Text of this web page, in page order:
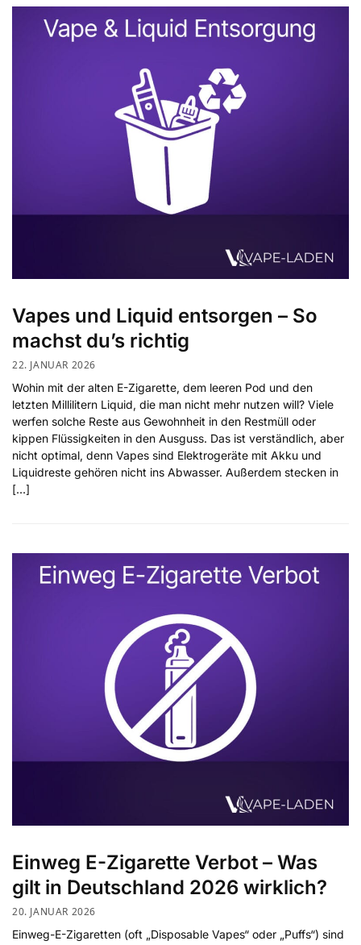
Vapes und Liquid entsorgen – So
machst du’s richtig
22. JANUAR 2026
Wohin mit der alten E-Zigarette, dem leeren Pod und den
letzten Millilitern Liquid, die man nicht mehr nutzen will? Viele
werfen solche Reste aus Gewohnheit in den Restmüll oder
kippen Flüssigkeiten in den Ausguss. Das ist verständlich, aber
nicht optimal, denn Vapes sind Elektrogeräte mit Akku und
Liquidreste gehören nicht ins Abwasser. Außerdem stecken in
[…]
Einweg E-Zigarette Verbot – Was
gilt in Deutschland 2026 wirklich?
20. JANUAR 2026
Einweg-E-Zigaretten (oft „Disposable Vapes“ oder „Puffs“) sind